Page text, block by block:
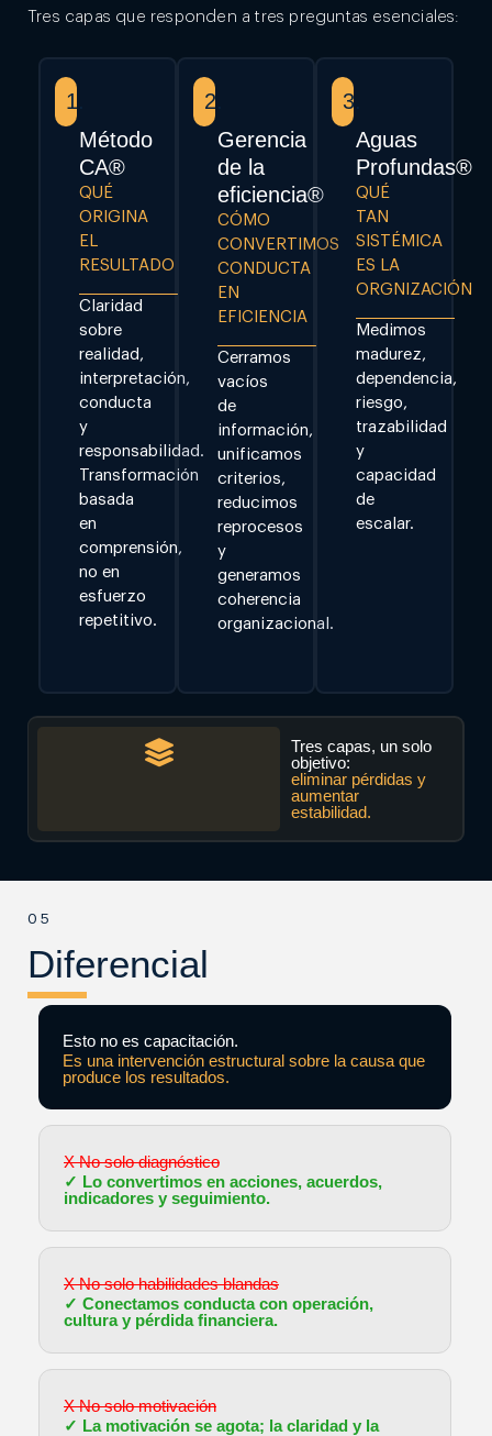
Tres capas que responden a tres preguntas esenciales:
1.
Método
CA®
QUÉ
ORIGINA
EL
RESULTADO
Claridad
sobre
realidad,
interpretación,
conducta
y
responsabilidad.
Transformación
basada
en
comprensión,
no en
esfuerzo
repetitivo.
2.
Gerencia
de la
eficiencia®
CÓMO
CONVERTIMOS
CONDUCTA
EN
EFICIENCIA
Cerramos
vacíos
de
información,
unificamos
criterios,
reducimos
reprocesos
y
generamos
coherencia
organizacional.
3.
Aguas
Profundas®
QUÉ
TAN
SISTÉMICA
ES LA
ORGNIZACIÓN
Medimos
madurez,
dependencia,
riesgo,
trazabilidad
y
capacidad
de
escalar.
Tres capas, un solo
objetivo:
eliminar pérdidas y
aumentar
estabilidad.
05
Diferencial
Esto no es capacitación.
Es una intervención estructural sobre la causa que
produce los resultados.
X No solo diagnóstico
✓ Lo convertimos en acciones, acuerdos,
indicadores y seguimiento.
X No solo habilidades blandas
✓ Conectamos conducta con operación,
cultura y pérdida financiera.
X No solo motivación
✓ La motivación se agota; la claridad y la